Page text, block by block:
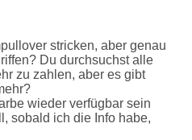
stricken, aber genau
Du durchsuchst alle
zu zahlen, aber es gibt
wieder verfügbar sein
sobald ich die Info habe,